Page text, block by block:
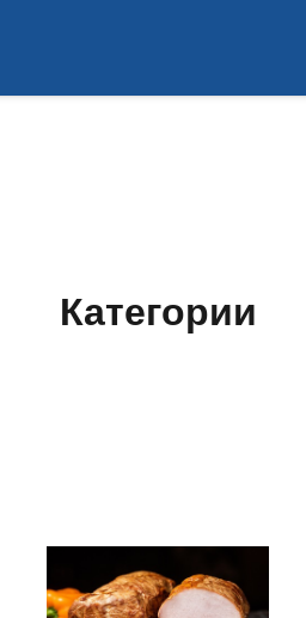
Категории